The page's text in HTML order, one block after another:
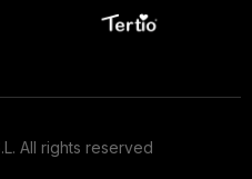
All rights reserved